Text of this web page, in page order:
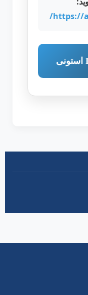
https://